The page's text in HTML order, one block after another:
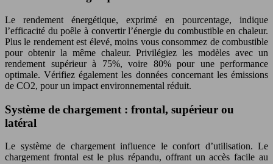
Le rendement énergétique, exprimé en pourcentage, indique
l’efficacité du poêle à convertir l’énergie du combustible en chaleur.
Plus le rendement est élevé, moins vous consommez de combustible
pour obtenir la même chaleur. Privilégiez les modèles avec un
rendement supérieur à 75%, voire 80% pour une performance
optimale. Vérifiez également les données concernant les émissions
de CO2, pour un impact environnemental réduit.
Système de chargement : frontal, supérieur ou
latéral
Le système de chargement influence le confort d’utilisation. Le
chargement frontal est le plus répandu, offrant un accès facile au